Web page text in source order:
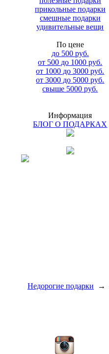
прикольные подарки
смешные подарки
удивительные вещи
По цене
до 500 руб.
от 500 до 1000 руб.
от 1000 до 3000 руб.
от 3000 до 5000 руб.
свыше 5000 руб.
Информация
БЛОГ О ПОДАРКАХ
Недорогие подарки →